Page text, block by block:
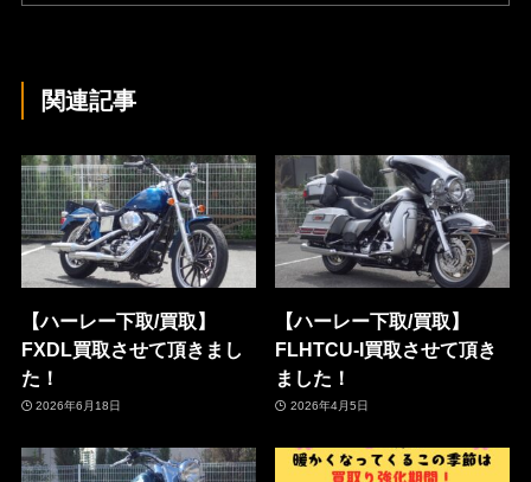
関連記事
【ハーレー下取/買取】
FXDL買取させて頂きまし
た！
2026年6月18日
【ハーレー下取/買取】
FLHTCU-I買取させて頂き
ました！
2026年4月5日